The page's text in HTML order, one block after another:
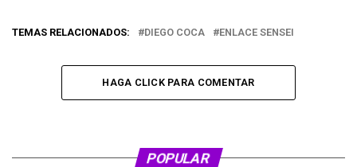
TEMAS RELACIONADOS: DIEGO COCA ENLACE SENSEI
HAGA CLICK PARA COMENTAR
POPULAR